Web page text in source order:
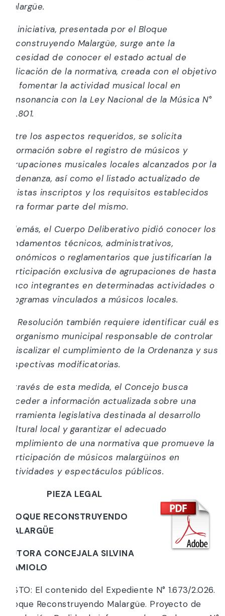
Malargüe.
La iniciativa, presentada por el Bloque
Reconstruyendo Malargüe, surge ante la
necesidad de conocer el estado actual de
aplicación de la normativa, creada con el objetivo
de fomentar la actividad musical local en
consonancia con la Ley Nacional de la Música N°
26.801.
Entre los aspectos requeridos, se solicita
información sobre el registro de músicos y
agrupaciones musicales locales alcanzados por la
Ordenanza, así como el listado actualizado de
artistas inscriptos y los requisitos establecidos
para formar parte del mismo.
Además, el Cuerpo Deliberativo pidió conocer los
fundamentos técnicos, administrativos,
económicos o reglamentarios que justificarían la
participación exclusiva de agrupaciones de hasta
cinco integrantes en determinadas actividades o
programas vinculados a músicos locales.
La Resolución también requiere identificar cuál es
el organismo municipal responsable de controlar
y fiscalizar el cumplimiento de la Ordenanza y sus
respectivas modificatorias.
A través de esta medida, el Concejo busca
acceder a información actualizada sobre una
herramienta legislativa destinada al desarrollo
cultural local y garantizar el adecuado
cumplimiento de una normativa que promueve la
participación de músicos malargüinos en
actividades y espectáculos públicos.
PIEZA LEGAL
BLOQUE RECONSTRUYENDO
MALARGÜE
AUTORA CONCEJALA SILVINA
CAMIOLO
VISTO: El contenido del Expediente N° 1.673/2.026.
Bloque Reconstruyendo Malargüe. Proyecto de